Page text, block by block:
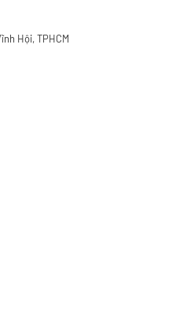
Hội, TPHCM